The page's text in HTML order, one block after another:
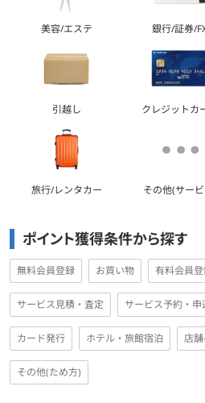
美容/エステ 銀行/証券/
引越し クレジットカ
旅行/レンタカー その他(サー
ポイント獲得条件から探す
無料会員登録 お買い物 有料会員
サービス見積・査定 サービス予約・申
カード発行 ホテル・旅館宿泊 店
その他(ため方)